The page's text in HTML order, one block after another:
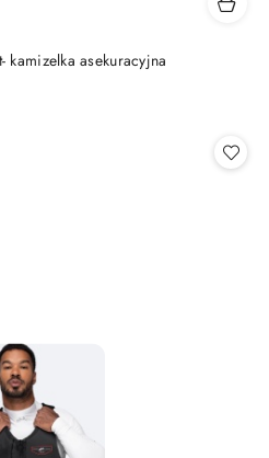
kamizelka asekuracyjna